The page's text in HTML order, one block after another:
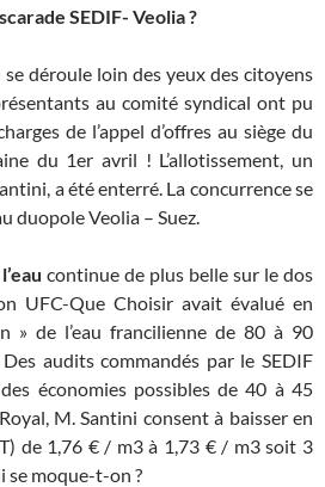
SEDIF- Veolia ?
se déroule loin des yeux des citoyens
au comité syndical ont pu
de l’appel d’offres au siège du
du 1er avril ! L’allotissement, un
a été enterré. La concurrence se
duopole Veolia – Suez.
continue de plus belle sur le dos
UFC-Que Choisir avait évalué en
» de l’eau francilienne de 80 à 90
audits commandés par le SEDIF
économies possibles de 40 à 45
M. Santini consent à baisser en
de 1,76 € / m3 à 1,73 € / m3 soit 3
se moque-t-on ?